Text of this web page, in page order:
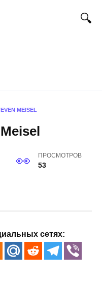
MEISEL
ПРОСМОТРОВ
53
сетях: